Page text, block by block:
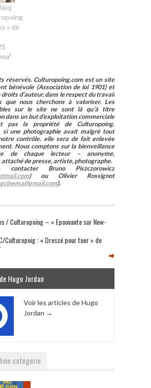
» de
réservés. Culturopoing.com est un site
bénévole (Association de loi 1901) et
d’auteur, dans le respect du travail
que nous cherchons à valoriser. Les
sur le site ne sont là qu’à titre
dans un but d’exploitation commerciale
pas la propriété de Culturopoing.
si une photographie avait malgré tout
contrôle, elle sera de fait enlevée
Nous comptons sur la bienveillance
de chaque lecteur – anonyme,
de presse, artiste, photographe.
Bruno Piszczorowicz
) ou Olivier Rossignot
).
/ Culturopoing – « Epouvante sur New-
Culturopoig : « Dressé pour tuer » de
Hugo Jordan
Voir les articles de Hugo
Jordan →
catégorie